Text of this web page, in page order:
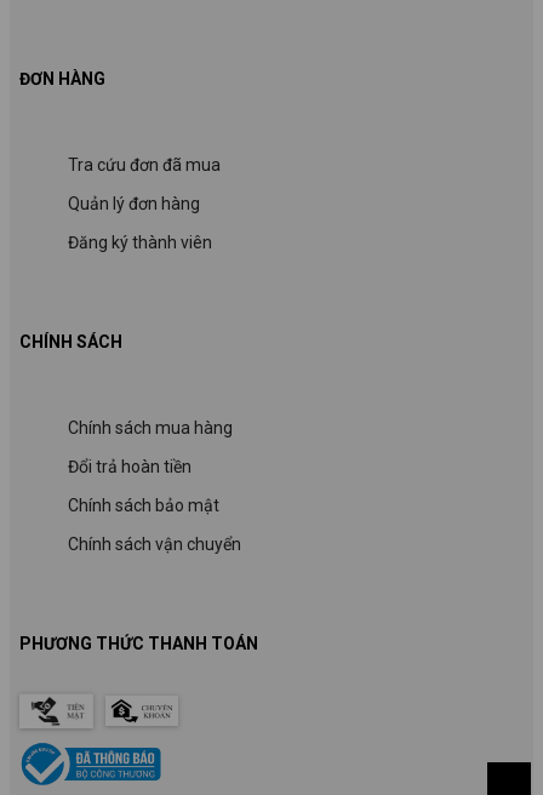
CHÍNH SÁCH
Chính sách mua hàng
Đổi trả hoàn tiền
Chính sách bảo mật
Chính sách vận chuyển
ĐƠN HÀNG
Tra cứu đơn đã mua
Quản lý đơn hàng
Đăng ký thành viên
PHƯƠNG THỨC THANH TOÁN